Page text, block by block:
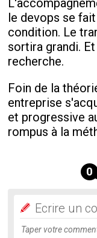
le devops se
condition. Le
sortira grandi.
recherche.
Foin de la
entreprise
et progressive
rompus à la
0
Ecrire un